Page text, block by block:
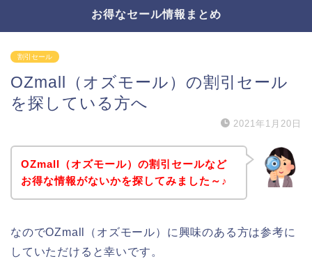
お得なセール情報まとめ
割引セール
OZmall（オズモール）の割引セール
を探している方へ
2021年1月20日
OZmall（オズモール）の割引セールなど
お得な情報がないかを探してみました～♪
なのでOZmall（オズモール）に興味のある方は参考に
していただけると幸いです。